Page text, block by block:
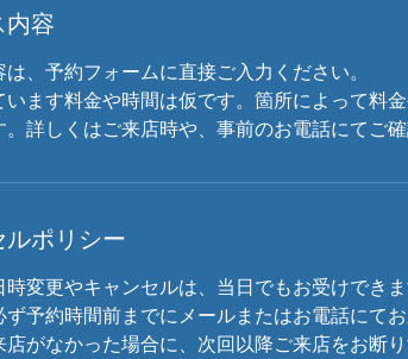
内容
、予約フォームに直接ご入力ください。
います料金や時間は仮です。箇所によって料
詳しくはご来店時や、事前のお電話にてご確
ルポリシー
時変更やキャンセルは、当日でもお受けできま
ず予約時間前までにメールまたはお電話にてお
店がなかった場合に、次回以降ご来店をお断